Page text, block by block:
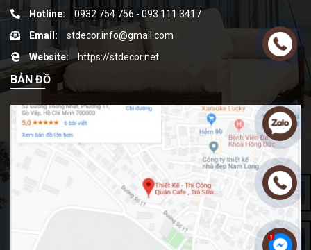
Hotline:
0932 754 756 - 093 111 3417
Email:
stdecor.info@gmail.com
Website:
https://stdecor.net
BẢN ĐỒ